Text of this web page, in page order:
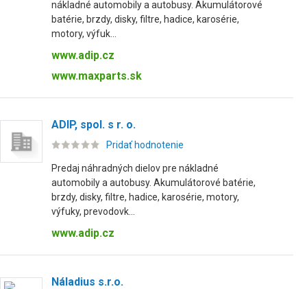
nákladné automobily a autobusy. Akumulátorové
batérie, brzdy, disky, filtre, hadice, karosérie,
motory, výfuk...
www.adip.cz
www.maxparts.sk
ADIP, spol. s r. o.
Pridať hodnotenie
Predaj náhradných dielov pre nákladné
automobily a autobusy. Akumulátorové batérie,
brzdy, disky, filtre, hadice, karosérie, motory,
výfuky, prevodovk...
www.adip.cz
Náladius s.r.o.